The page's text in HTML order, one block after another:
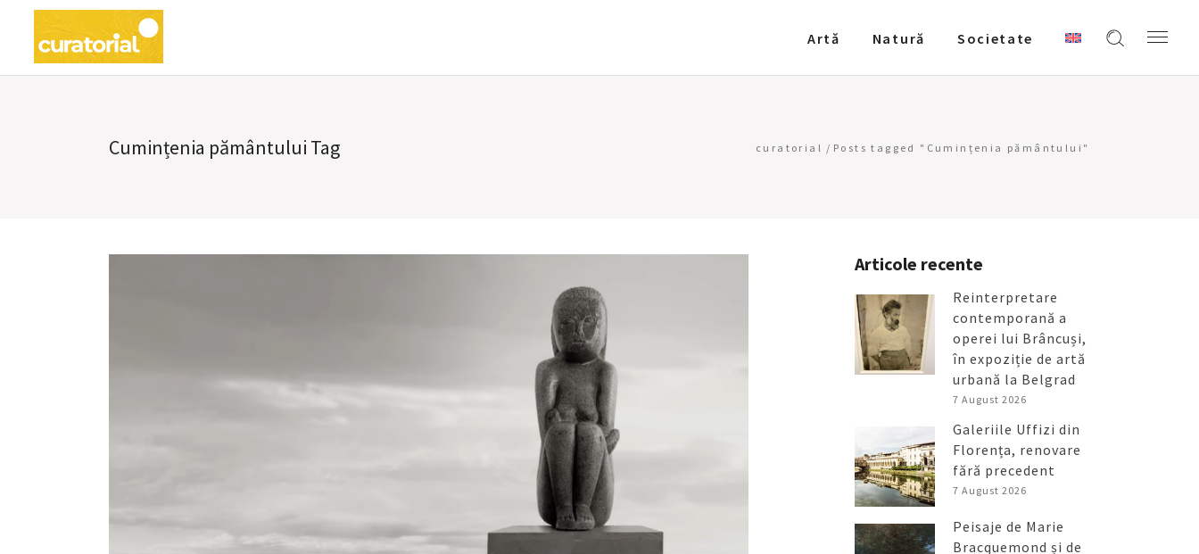
Artǎ Natură Societate
Cumințenia pământului Tag curatorial / Posts tagged "Cumințenia pământului"
Articole recente
Reinterpretare
contemporană a
operei lui Brâncuși,
în expoziție de artă
urbană la Belgrad
7 August 2026
Galeriile Uffizi din
Florența, renovare
fără precedent
7 August 2026
Peisaje de Marie
Bracquemond și de